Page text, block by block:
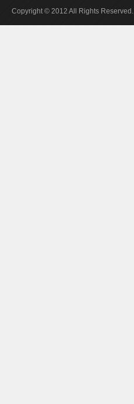
Copyright © 2012 All Rights Reserved.